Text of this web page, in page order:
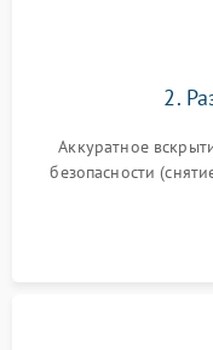
2.
Аккуратное
безопасности
и кистей для